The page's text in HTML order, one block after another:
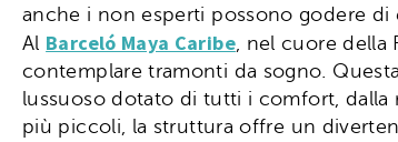
anche i non esperti possono godere
Al Barceló Maya Caribe, nel cuore della
contemplare tramonti da sogno.
lussuoso dotato di tutti i comfort, dalla
più piccoli, la struttura offre un